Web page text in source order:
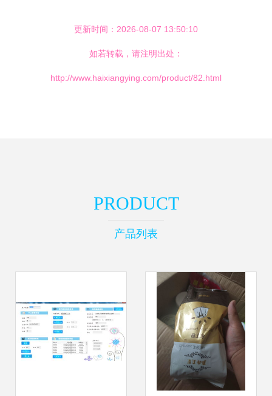
更新时间：2026-08-07 13:50:10
如若转载，请注明出处：
http://www.haixiangying.com/product/82.html
PRODUCT
产品列表